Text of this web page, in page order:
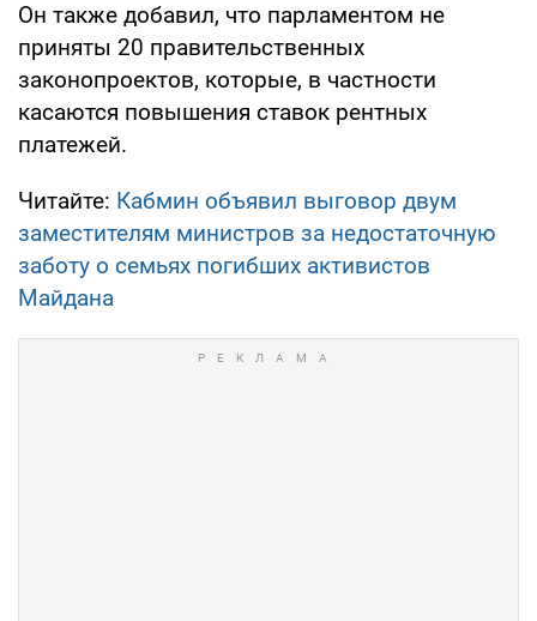
Он также добавил, что парламентом не
приняты 20 правительственных
законопроектов, которые, в частности
касаются повышения ставок рентных
платежей.
Читайте: Кабмин объявил выговор двум
заместителям министров за недостаточную
заботу о семьях погибших активистов
Майдана